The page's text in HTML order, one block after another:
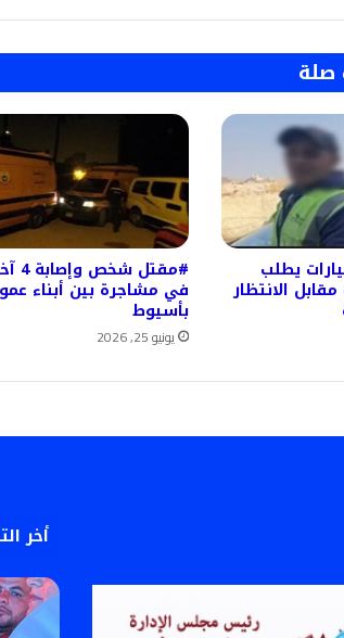
صلة
يطلب
الانتظار
#مقتل
في مشاجرة بين أبناء
بأسيوط
يونيو 25, 2026
أخر